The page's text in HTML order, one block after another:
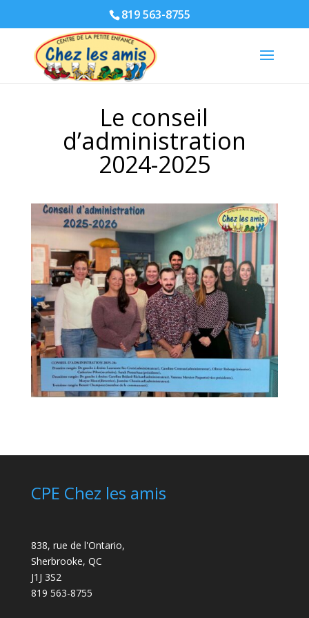
819 563-8755
Le conseil
d’administration
2024-2025
CPE Chez les amis
838, rue de l'Ontario,
Sherbrooke, QC
J1J 3S2
819 563-8755